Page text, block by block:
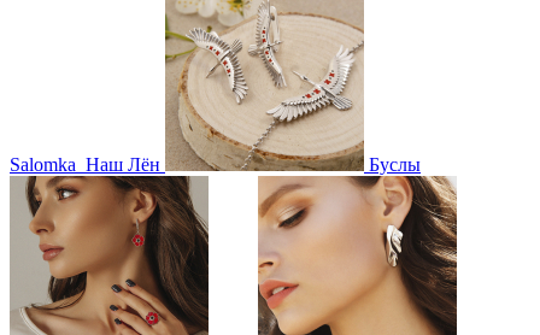
Salomka Наш Лён Буслы